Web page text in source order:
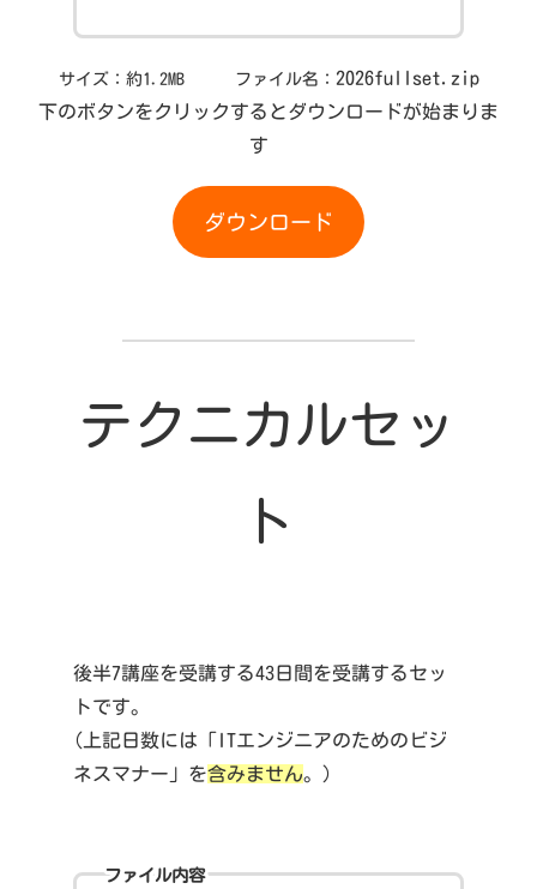
サイズ：約1.2MB ファイル名： 2026fullset.zip
下のボタンをクリックするとダウンロードが始まりま
す
ダウンロード
テクニカルセッ
ト
後半7講座を受講する43日間を受講するセッ
トです。
(上記日数には「ITエンジニアのためのビジ
ネスマナー」を含みません。）
ファイル内容